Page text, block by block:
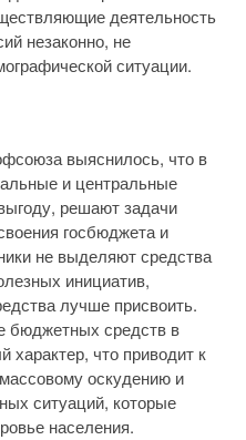
деятельность
незаконно, не
ситуации.
выяснилось, что в
и центральные
решают задачи
госбюджета и
не выделяют средства
инициатив,
лучше присвоить.
бюджетных средств в
характер, что приводит к
оскудению и
ситуаций, которые
населения.